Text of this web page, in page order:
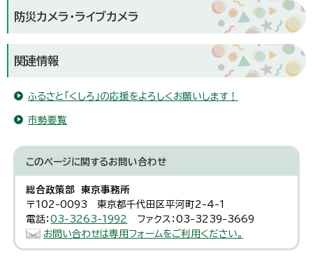
防災カメラ・ライブカメラ
関連情報
ふるさと「くしろ」の応援をよろしくお願いします！
市勢要覧
このページに関するお問い合わせ
総合政策部 東京事務所
〒102-0093 東京都千代田区平河町2-4-1
電話：03-3263-1992
ファクス：03-3239-3669
お問い合わせは専用フォームをご利用ください。